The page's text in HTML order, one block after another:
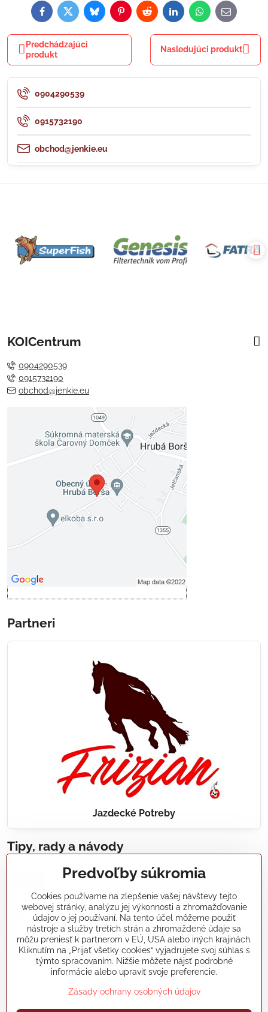
FacebookTwitterBlueskyPinterestRedditLinkedInWhatsApp
E-
mail
Predchádzajúci
produkt
Nasledujúci produkt
0904290539
0915732190
obchod@jenkie.eu
KOICentrum
0904290539
0915732190
obchod@jenkie.eu
Externý obsah je blokovaný
Voľbami súkromia
Prajete si načítať externý obsah?
Povoliť tentokrát
Povoliť a zapamätať - súhlas s
Partneri
Jazdecké Potreby
Tipy, rady a návody
Realizácie záhradných jazierok, bazénov, fontán,
Články a blogy
Rady a návody
koikapre/?ref=hl
Predvoľby súkromia
Cookies používame na zlepšenie vašej návštevy tejto
webovej stránky, analýzu jej výkonnosti a zhromažďovanie
údajov o jej používaní. Na tento účel môžeme použiť
nástroje a služby tretích strán a zhromaždené údaje sa
môžu preniesť k partnerom v EÚ, USA alebo iných krajinách.
Kliknutím na „Prijať všetky cookies“ vyjadrujete svoj súhlas s
týmto spracovaním. Nižšie môžete nájsť podrobné
informácie alebo upraviť svoje preferencie.
Zásady ochrany osobných údajov